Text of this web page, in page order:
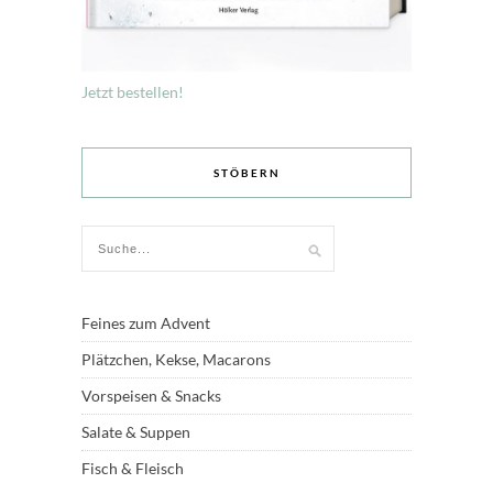
Jetzt bestellen!
STÖBERN
Feines zum Advent
Plätzchen, Kekse, Macarons
Vorspeisen & Snacks
Salate & Suppen
Fisch & Fleisch